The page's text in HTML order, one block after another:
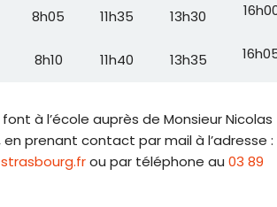
8h05 11h35 13h30
8h10 11h40 13h35
à l’école auprès de Monsieur Nicolas
en prenant contact par mail à l’adresse :
ou par téléphone au 03 89